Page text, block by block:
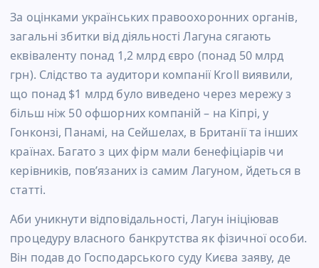
За оцінками українських правоохоронних органів,
загальні збитки від діяльності Лагуна сягають
еквіваленту понад 1,2 млрд євро (понад 50 млрд
грн). Слідство та аудитори компанії Kroll виявили,
що понад $1 млрд було виведено через мережу з
більш ніж 50 офшорних компаній – на Кіпрі, у
Гонконзі, Панамі, на Сейшелах, в Британії та інших
країнах. Багато з цих фірм мали бенефіціарів чи
керівників, пов’язаних із самим Лагуном, йдеться в
статті.
Аби уникнути відповідальності, Лагун ініціював
процедуру власного банкрутства як фізичної особи.
Він подав до Господарського суду Києва заяву, де